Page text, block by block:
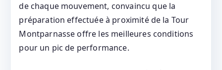
de chaque mouvement, convaincu que la
préparation effectuée à proximité de la Tour
Montparnasse offre les meilleures conditions
pour un pic de performance.